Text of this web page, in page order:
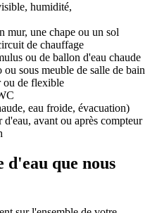
humidité,
mur, une chape ou un sol
de chauffage
ou de ballon d'eau chaude
sous meuble de salle de bain
ou de flexible
eau froide, évacuation)
avant ou après compteur
d'eau que nous